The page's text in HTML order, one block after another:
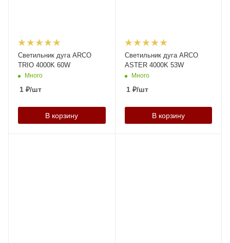
Светильник дуга ARCO
TRIO 4000K 60W
Много
1 ₽/шт
В корзину
Светильник дуга ARCO
ASTER 4000K 53W
Много
1₽/шт
В корзину